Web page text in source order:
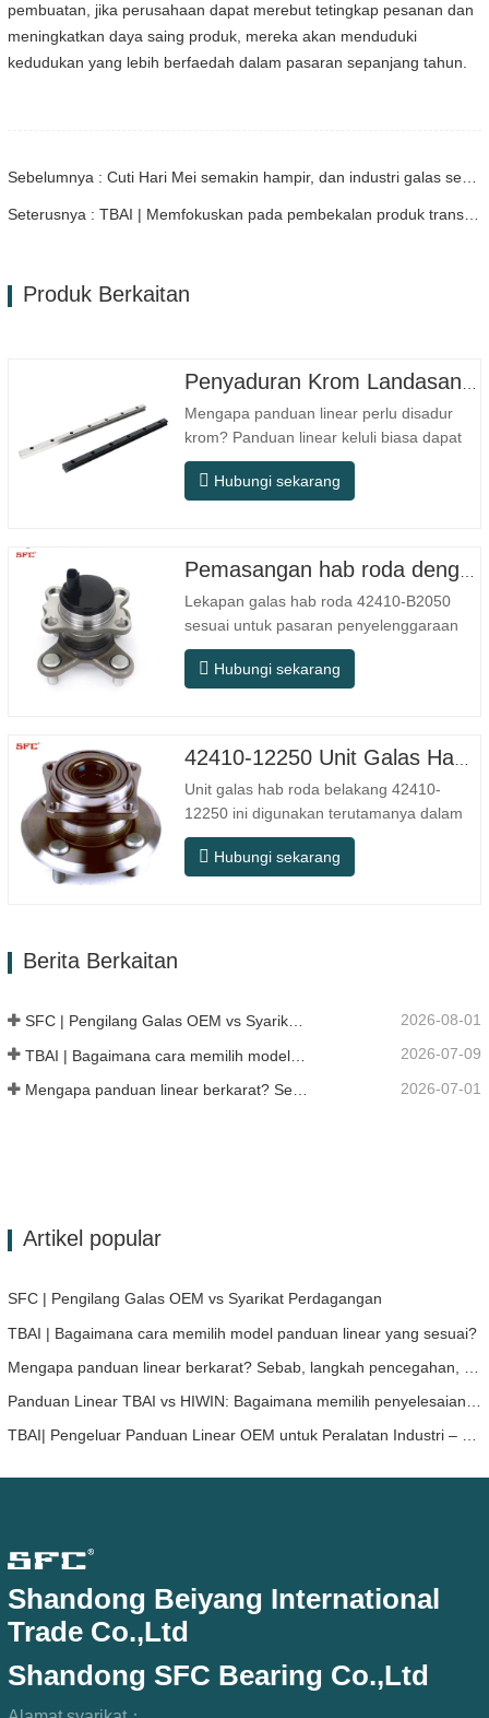
pembuatan, jika perusahaan dapat merebut tetingkap pesanan dan
meningkatkan daya saing produk, mereka akan menduduki
kedudukan yang lebih berfaedah dalam pasaran sepanjang tahun.
Produk Berkaitan
Mengapa panduan linear perlu disadur
krom? Panduan linear keluli biasa dapat
memenuhi keperluan operasi asas dalam
persekitaran kering dalaman
automasi, mesin alat ketepatan, peralatan
luar, bengkel pemprosesan lembap, dan…
Hubungi sekarang
Lekapan galas hab roda 42410-B2050
sesuai untuk pasaran penyelenggaraan
dan penggantian selepas jualan automotif,
memenuhi keperluan penggunaan untuk
Aplikasi 513104 F2AC-…
Hubungi sekarang
Unit galas hab roda belakang 42410-
12250 ini digunakan terutamanya dalam
sistem gandar belakang model Jepun, dan
tergolong dalam reka bentuk hab
Hubungi sekarang
Berita Berkaitan
SFC | Pengilang Galas OEM vs Syarikat Perdagangan 2026-08-01
2026-07-09
2026-07-01
Artikel popular
SFC | Pengilang Galas OEM vs Syarikat Perdagangan
TBAI | Bagaimana cara memilih model panduan linear yang sesuai?
TBAI| Pengeluar Panduan Linear OEM untuk Peralatan Industri – TBAI Memperluas Penyelesaian Gerakan Linear Tersuai
Shandong Beiyang International
Trade Co.,Ltd
Shandong SFC Bearing Co.,Ltd